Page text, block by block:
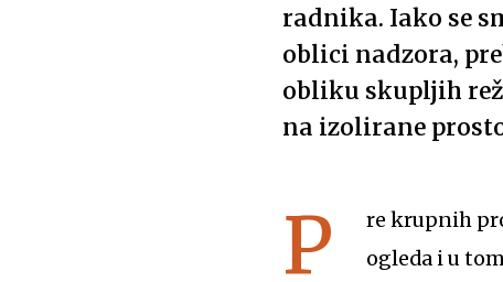
radnika. Iako se
oblici nadzora,
obliku skupljih
na izolirane
P
re krupnih
ogleda i u